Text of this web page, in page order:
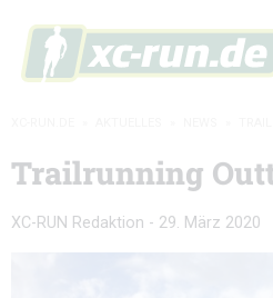
Trailrunning
XC-RUN Redaktion - 29. März 2020